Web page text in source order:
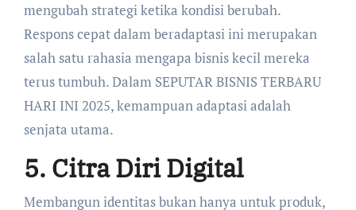
mengubah strategi ketika kondisi berubah.
Respons cepat dalam beradaptasi ini merupakan
salah satu rahasia mengapa bisnis kecil mereka
terus tumbuh. Dalam SEPUTAR BISNIS TERBARU
HARI INI 2025, kemampuan adaptasi adalah
senjata utama.
5. Citra Diri Digital
Membangun identitas bukan hanya untuk produk,